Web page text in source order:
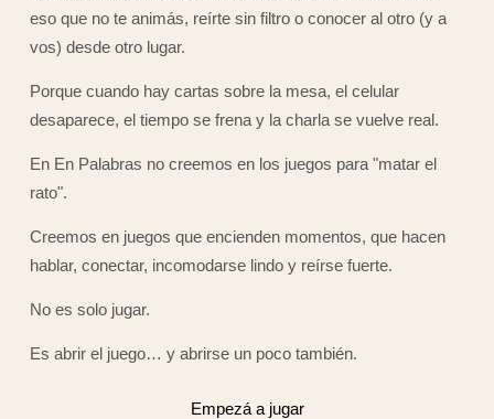
eso que no te animás, reírte sin filtro o conocer al otro (y a
vos) desde otro lugar.
Porque cuando hay cartas sobre la mesa, el celular
desaparece, el tiempo se frena y la charla se vuelve real.
En En Palabras no creemos en los juegos para "matar el
rato".
Creemos en juegos que encienden momentos, que hacen
hablar, conectar, incomodarse lindo y reírse fuerte.
No es solo jugar.
Es abrir el juego… y abrirse un poco también.
Empezá a jugar